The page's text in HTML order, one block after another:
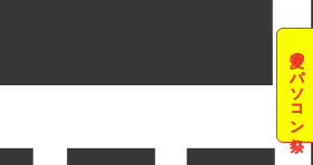
夏のパソコン祭